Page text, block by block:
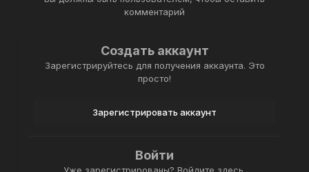
комментарий
Создать аккаунт
Зарегистрируйтесь для получения аккаунта. Это
просто!
Зарегистрировать аккаунт
Войти